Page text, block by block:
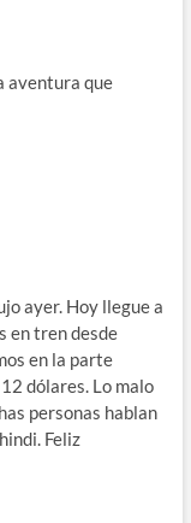
aventura que
ayer. Hoy llegue a
en tren desde
en la parte
dólares. Lo malo
personas hablan
Feliz